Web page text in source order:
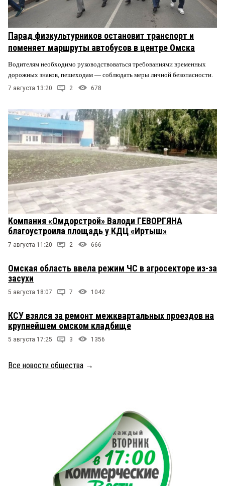
Парад физкультурников остановит транспорт и
поменяет маршруты автобусов в центре Омска
Водителям необходимо руководствоваться требованиями временных
дорожных знаков, пешеходам — соблюдать меры личной безопасности.
7 августа 13:20 2 678
Компания «Омдорстрой» Валоди ГЕВОРГЯНА
благоустроила площадь у КДЦ «Иртыш»
7 августа 11:20 2 666
Омская область ввела режим ЧС в агросекторе из-за
засухи
5 августа 18:07 7 1042
КСУ взялся за ремонт межквартальных проездов на
крупнейшем омском кладбище
5 августа 17:25 3 1356
Все новости общества →